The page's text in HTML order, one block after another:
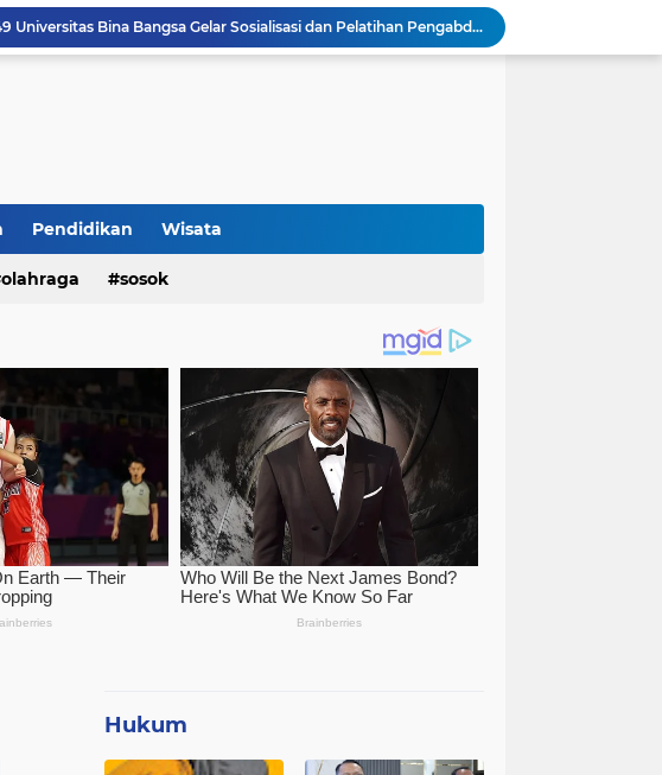
KKM 49 Universitas Bina Bangsa Gelar Sosialisasi dan Pelatihan Pengabdian kepada Masyarakat di Pondok Pesantren Karya Mandiri
Polisi Berhasil Ungkap Peredaran Gelap Narkotika, Terduga Pelaku dan Sejumlah Barang Bukti Diamankan
Sosialisasi Tanaman Obat Keluarga (TOGA), Mahasiswa KKM 49 Universitas Bina Bangsa Dorong Pemanfaatan Pekarangan untuk Kesehatan Keluarga
Pendidikan Wisata
olahraga sosok
Hukum